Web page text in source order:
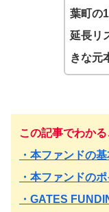
葉町の
延長リ
きな元
この記事でわかる
・本ファンドの
・本ファンドの
・GATES